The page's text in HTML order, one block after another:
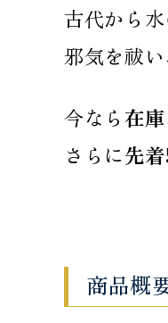
古代から
邪気を祓
今なら 在
さらに先
商品概